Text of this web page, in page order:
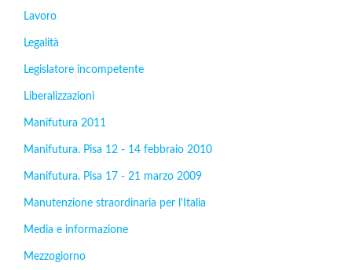
Lavoro
Legalità
Legislatore incompetente
Liberalizzazioni
Manifutura 2011
Manifutura. Pisa 12 - 14 febbraio 2010
Manifutura. Pisa 17 - 21 marzo 2009
Manutenzione straordinaria per l'Italia
Media e informazione
Mezzogiorno